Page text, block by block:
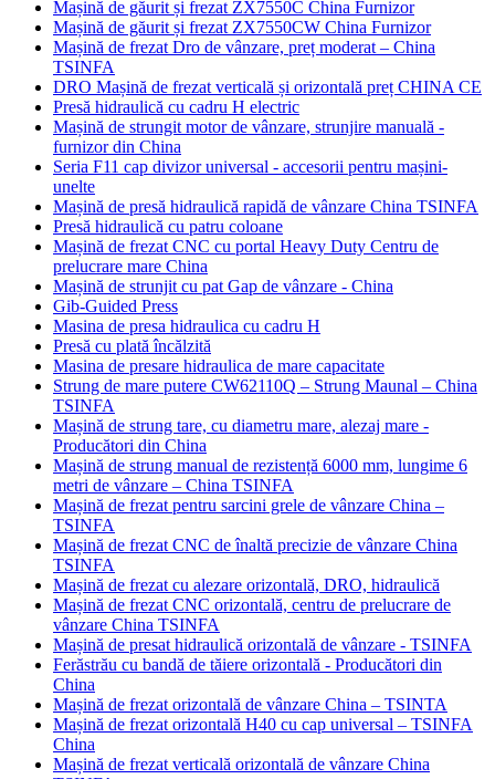
Mașină de găurit și frezat ZX7550C China Furnizor
Mașină de găurit și frezat ZX7550CW China Furnizor
Mașină de frezat Dro de vânzare, preț moderat – China
TSINFA
DRO Mașină de frezat verticală și orizontală preț CHINA CE
Presă hidraulică cu cadru H electric
Mașină de strungit motor de vânzare, strunjire manuală -
furnizor din China
Seria F11 cap divizor universal - accesorii pentru mașini-
unelte
Mașină de presă hidraulică rapidă de vânzare China TSINFA
Presă hidraulică cu patru coloane
Mașină de frezat CNC cu portal Heavy Duty Centru de
prelucrare mare China
Mașină de strunjit cu pat Gap de vânzare - China
Gib-Guided Press
Masina de presa hidraulica cu cadru H
Presă cu plată încălzită
Masina de presare hidraulica de mare capacitate
Strung de mare putere CW62110Q – Strung Maunal – China
TSINFA
Mașină de strung tare, cu diametru mare, alezaj mare -
Producători din China
Mașină de strung manual de rezistență 6000 mm, lungime 6
metri de vânzare – China TSINFA
Mașină de frezat pentru sarcini grele de vânzare China –
TSINFA
Mașină de frezat CNC de înaltă precizie de vânzare China
TSINFA
Mașină de frezat cu alezare orizontală, DRO, hidraulică
Mașină de frezat CNC orizontală, centru de prelucrare de
vânzare China TSINFA
Mașină de presat hidraulică orizontală de vânzare - TSINFA
Ferăstrău cu bandă de tăiere orizontală - Producători din
China
Mașină de frezat orizontală de vânzare China – TSINTA
Mașină de frezat orizontală H40 cu cap universal – TSINFA
China
Mașină de frezat verticală orizontală de vânzare China